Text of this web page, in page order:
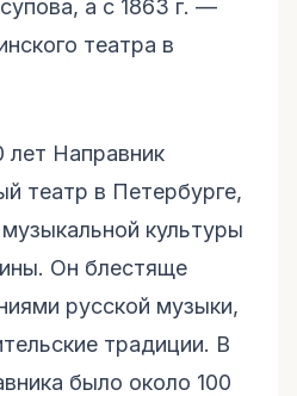
а с 1863 г. —
театра в
Направник
театр в Петербурге,
культуры
Он блестяще
русской музыки,
традиции. В
было около 100